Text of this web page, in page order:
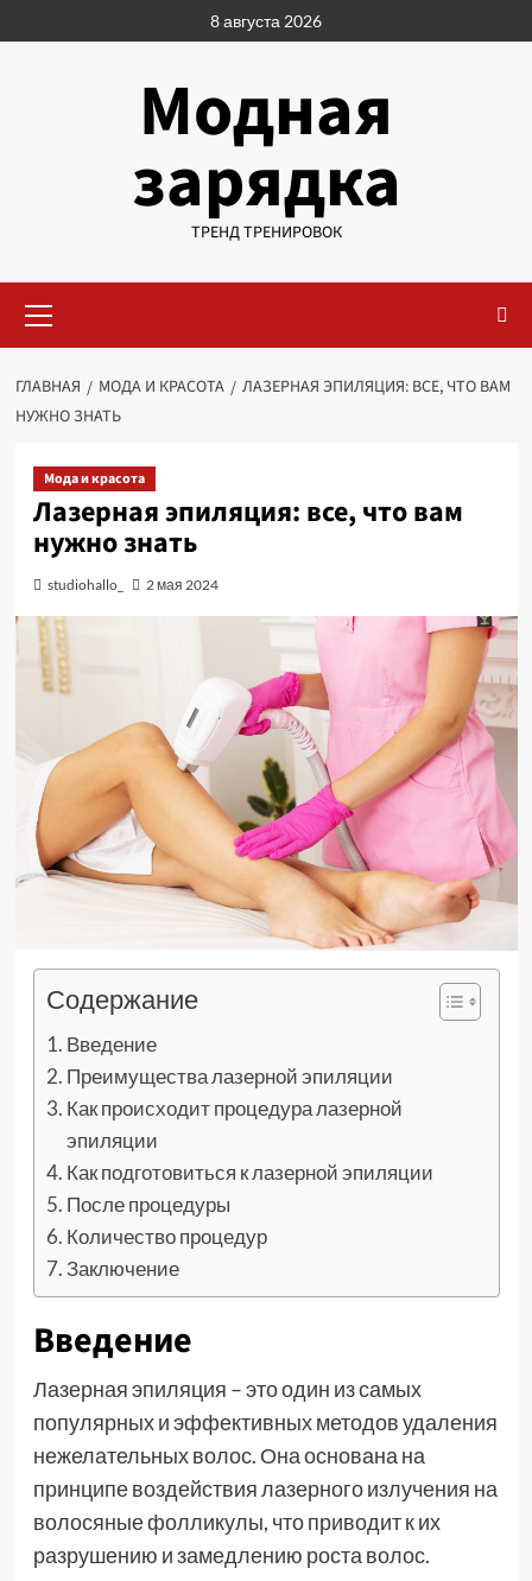
к
8 августа 2026
Модная
зарядка
ТРЕНД ТРЕНИРОВОК
меню
ГЛАВНАЯ МОДА И КРАСОТА
ЛАЗЕРНАЯ ЭПИЛЯЦИЯ: ВСЕ, ЧТО ВАМ
НУЖНО ЗНАТЬ
Мода и красота
Лазерная эпиляция: все, что вам
нужно знать
studiohallo_ 2 мая 2024
Содержание
Введение
Преимущества лазерной эпиляции
Как происходит процедура лазерной
эпиляции
Как подготовиться к лазерной эпиляции
После процедуры
Количество процедур
Заключение
Введение
Лазерная эпиляция – это один из самых
популярных и эффективных методов удаления
нежелательных волос. Она основана на
принципе воздействия лазерного излучения на
волосяные фолликулы, что приводит к их
разрушению и замедлению роста волос.